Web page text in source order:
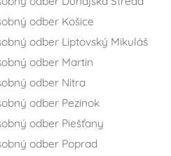
odber Košice
odber Liptovský Mikuláš
odber Martin
odber Nitra
odber Pezinok
odber Piešťany
odber Poprad